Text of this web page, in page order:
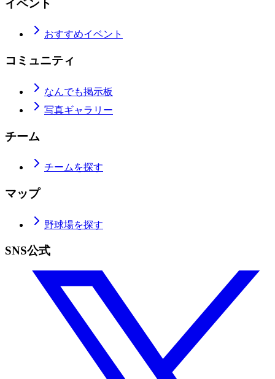
イベント
おすすめイベント
コミュニティ
なんでも掲示板
写真ギャラリー
チーム
チームを探す
マップ
野球場を探す
SNS公式